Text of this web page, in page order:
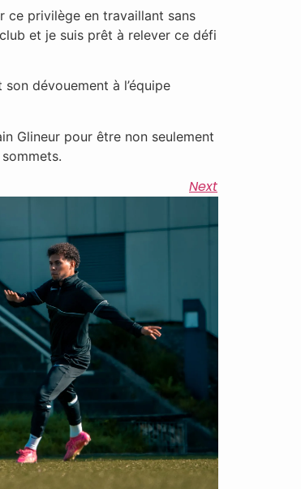
ce privilège en travaillant sans
et je suis prêt à relever ce défi
dévouement à l’équipe
Glineur pour être non seulement
Next